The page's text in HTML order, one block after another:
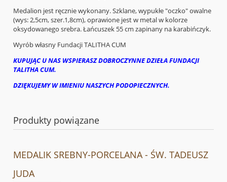
Medalion jest ręcznie wykonany. Szklane, wypukłe "oczko" owalne
(wys: 2,5cm, szer.1,8cm), oprawione jest w metal w kolorze
oksydowanego srebra. Łańcuszek 55 cm zapinany na karabińczyk.
Wyrób własny Fundacji TALITHA CUM
KUPUJĄC U NAS WSPIERASZ DOBROCZYNNE DZIEŁA FUNDACJI
TALITHA CUM.
DZIĘKUJEMY W IMIENIU NASZYCH PODOPIECZNYCH.
Produkty powiązane
MEDALIK SREBNY-PORCELANA - ŚW. TADEUSZ
JUDA